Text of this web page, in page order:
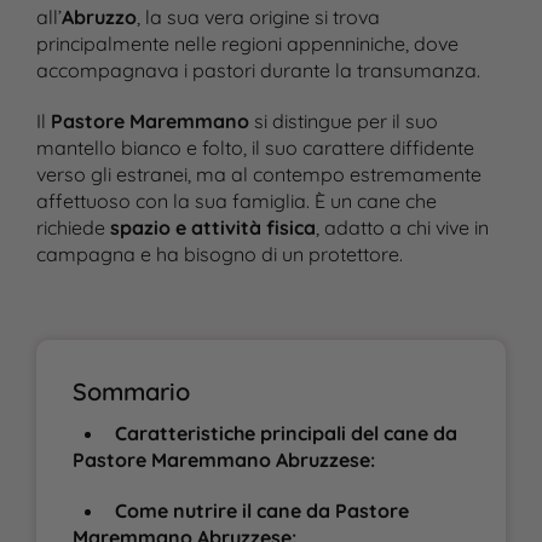
all’Abruzzo, la sua vera origine si trova
principalmente nelle regioni appenniniche, dove
accompagnava i pastori durante la transumanza​.
Il Pastore Maremmanosi distingue per il suo
mantello bianco e folto, il suo carattere diffidente
verso gli estranei, ma al contempo estremamente
affettuoso con la sua famiglia. È un cane che
richiede spazio e attività fisica, adatto a chi vive in
campagna e ha bisogno di un protettore.
Sommario
Caratteristiche principali del cane da
Pastore Maremmano Abruzzese:
Come nutrire il cane da Pastore
Maremmano Abruzzese: